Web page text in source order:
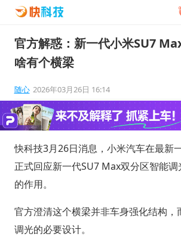
官方解惑：新一代小米SU7
啥有个横梁
随心 2026年03月26日 16:14
快科技3月26日消息，小米汽车在最新
正式回应新一代SU7 Max双分区智能
的作用。
官方澄清这个横梁并非车身强化结构，
调光的必要设计。